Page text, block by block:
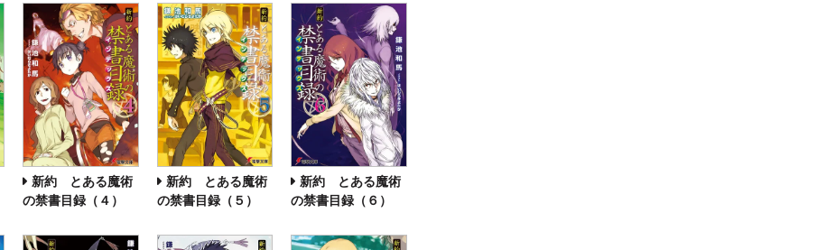
新約 とある魔術
の禁書目録（４）
新約 とある魔術
の禁書目録（５）
新約 とある魔術
の禁書目録（６）